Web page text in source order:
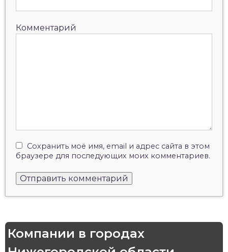
Комментарий
Сохранить моё имя, email и адрес сайта в этом
браузере для последующих моих комментариев.
Компании в городах